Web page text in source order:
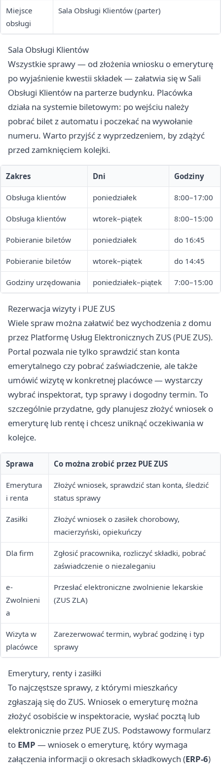
Miejsce
obsługi
Sala Obsługi Klientów (parter)
Sala Obsługi Klientów
Wszystkie sprawy — od złożenia wniosku o emeryturę
po wyjaśnienie kwestii składek — załatwia się w Sali
Obsługi Klientów na parterze budynku. Placówka
działa na systemie biletowym: po wejściu należy
pobrać bilet z automatu i poczekać na wywołanie
numeru. Warto przyjść z wyprzedzeniem, by zdążyć
przed zamknięciem kolejki.
Zakres Dni Godziny
Obsługa klientów poniedziałek 8:00–17:00
Obsługa klientów wtorek–piątek 8:00–15:00
Pobieranie biletów poniedziałek do 16:45
Pobieranie biletów wtorek–piątek do 14:45
Godziny urzędowania poniedziałek–piątek 7:00–15:00
Rezerwacja wizyty i PUE ZUS
Wiele spraw można załatwić bez wychodzenia z domu
przez Platformę Usług Elektronicznych ZUS (PUE ZUS).
Portal pozwala nie tylko sprawdzić stan konta
emerytalnego czy pobrać zaświadczenie, ale także
umówić wizytę w konkretnej placówce — wystarczy
wybrać inspektorat, typ sprawy i dogodny termin. To
szczególnie przydatne, gdy planujesz złożyć wniosek o
emeryturę lub rentę i chcesz uniknąć oczekiwania w
kolejce.
Sprawa Co można zrobić przez PUE ZUS
Emerytura
i renta
Złożyć wniosek, sprawdzić stan konta, śledzić
status sprawy
Zasiłki
Złożyć wniosek o zasiłek chorobowy,
macierzyński, opiekuńczy
Dla firm
Zgłosić pracownika, rozliczyć składki, pobrać
zaświadczenie o niezaleganiu
e-
Zwolnieni
a
Przesłać elektroniczne zwolnienie lekarskie
(ZUS ZLA)
Wizyta w
placówce
Zarezerwować termin, wybrać godzinę i typ
sprawy
Emerytury, renty i zasiłki
To najczęstsze sprawy, z którymi mieszkańcy
zgłaszają się do ZUS. Wniosek o emeryturę można
złożyć osobiście w inspektoracie, wysłać pocztą lub
elektronicznie przez PUE ZUS. Podstawowy formularz
to EMP — wniosek o emeryturę, który wymaga
załączenia informacji o okresach składkowych (ERP-6)